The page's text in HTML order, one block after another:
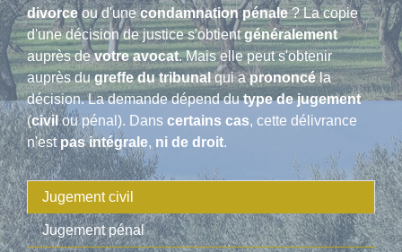
divorceou d'unecondamnation pénale? La copie
d'une décision de justice s'obtientgénéralement
auprès devotre avocat. Mais elle peut s'obtenir
auprès dugreffe du tribunalqui aprononcéla
décision. La demande dépend dutype de jugement
(civilou pénal). Dans certains cas, cette délivrance
n'estpas intégrale, ni de droit.
Jugement civil
Jugement pénal